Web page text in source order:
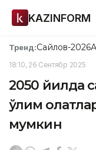
KAZINFORM
Тренд:Сайлов-2026
18:10, 26 Сентябр 2025
2050 йилда
ўлим
мумкин